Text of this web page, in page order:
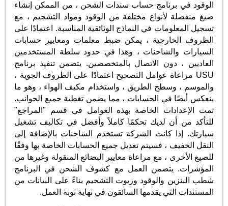
الوقود في برنامج حساب سندات الشحن ، من الممكن إنشاء
صيغ منفصلة لأنواع مختلفة من الوقود ومواد التشحيم ، مع
تسجيل المعلومات في النماذج الوثائقية المناسبة. اعتمادًا على
الظروف الخارجية ، يمكن ضبط معلمات ومعايير حسابات
السيارات والشاحنات ، وهذا في حدود سلطة المستخدمين
العاديين ، دون الاتصال بالمتخصصين. يتضمن تنفيذ برنامج
USU مراعاة عوامل التصحيح اعتمادًا على الظروف الجوية ،
والموسم ، وسطح الطريق ، واستخدام مكيف الهواء ، وهو ما
ينعكس أيضًا في الحسابات ، مما يضمن تغطية جميع الجوانب.
تمت الإعدادات الخاصة بهذه العوامل في قسم "المراجع"
للتأكد من أن لديك تحكمًا كاملاً وأفضل في تكاليف تشغيل
سيارتك. إذا كانت الشركة تستخدم الشاحنات بالإضافة إلى
النقل الخفيف ، فسيتم تعديل جميع الحسابات الخاصة بها وفقًا
للصيغ الأخرى ، مع مراعاة معايير البضائع المنقولة وغيرها من
المؤشرات. يتضمن العمل مع كشوف الشحن في البرنامج
شطب البنزين والوقود وزيوت التشحيم بناءً على البيانات من
المستندات التي يقدمها السائقون في نهاية نوبة العمل.